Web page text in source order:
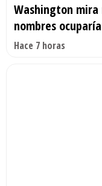
Washington mira
nombres
Hace 7 horas